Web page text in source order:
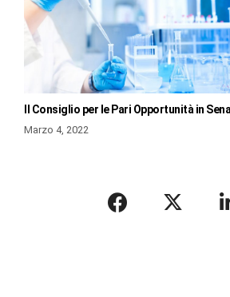
Il Consiglio per le Pari Opportunità in
Marzo 4, 2022